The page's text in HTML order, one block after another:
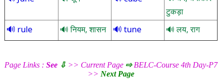
टुकड़ा
rule नियम, शासन tune लय, राग
Page Links : See ⇩ >> Current Page ⇨BELC-Course 4th Day-P7
>> Next Page